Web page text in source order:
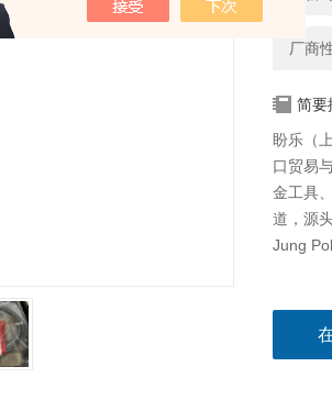
厂商
简要
盼乐（
口贸易
金工具
道，源
Jung